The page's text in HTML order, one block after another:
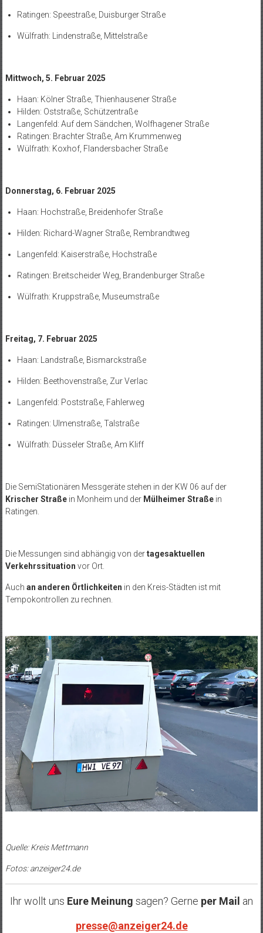
Ratingen: Speestraße, Duisburger Straße
Wülfrath: Lindenstraße, Mittelstraße
Mittwoch, 5. Februar 2025
Haan: Kölner Straße, Thienhausener Straße
Hilden: Oststraße, Schützentraße
Langenfeld: Auf dem Sändchen, Wolfhagener Straße
Ratingen: Brachter Straße, Am Krummenweg
Wülfrath: Koxhof, Flandersbacher Straße
Donnerstag, 6. Februar 2025
Haan: Hochstraße, Breidenhofer Straße
Hilden: Richard-Wagner Straße, Rembrandtweg
Langenfeld: Kaiserstraße, Hochstraße
Ratingen: Breitscheider Weg, Brandenburger Straße
Wülfrath: Kruppstraße, Museumstraße
Freitag, 7. Februar 2025
Haan: Landstraße, Bismarckstraße
Hilden: Beethovenstraße, Zur Verlac
Langenfeld: Poststraße, Fahlerweg
Ratingen: Ulmenstraße, Talstraße
Wülfrath: Düsseler Straße, Am Kliff
Die SemiStationären Messgeräte stehen in der KW 06 auf der
Krischer Straßein Monheim und derMülheimer Straße in
Ratingen.
Die Messungen sind abhängig von dertagesaktuellen
Verkehrssituation vor Ort.
Auch an anderen Örtlichkeiten in den Kreis-Städten ist mit
Tempokontrollen zu rechnen.
Quelle: Kreis Mettmann
Fotos: anzeiger24.de
Ihr wollt uns Eure Meinung sagen? Gerne per Mail an
presse@anzeiger24.de